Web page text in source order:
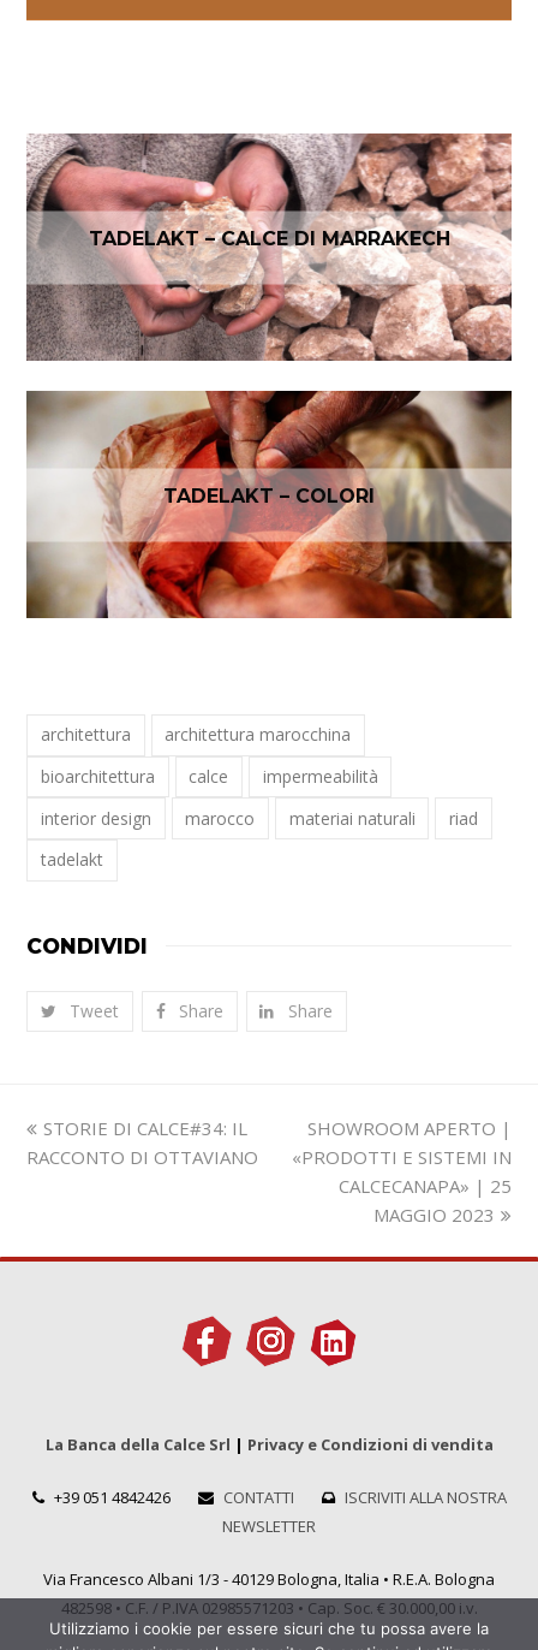
TADELAKT – CALCE DI MARRAKECH
TADELAKT – COLORI
architettura
architettura marocchina
bioarchitettura
calce
impermeabilità
interior design
marocco materiai naturali
riad
tadelakt
CONDIVIDI
Tweet Share Share
Slide
precedente:
STORIE DI CALCE#34: IL
RACCONTO DI OTTAVIANO
visualizza
articolo:
SHOWROOM APERTO |
«PRODOTTI E SISTEMI IN
CALCECANAPA» | 25
MAGGIO 2023
La Banca della Calce Srl | Privacy e Condizioni di vendita
+39 051 4842426 CONTATTI
ISCRIVITI ALLA NOSTRA
NEWSLETTER
Via Francesco Albani 1/3 - 40129 Bologna, Italia • R.E.A. Bologna
482598 • C.F. / P.IVA 02985571203 • Cap. Soc. € 30.000,00 i.v.
Utilizziamo i cookie per essere sicuri che tu possa avere la